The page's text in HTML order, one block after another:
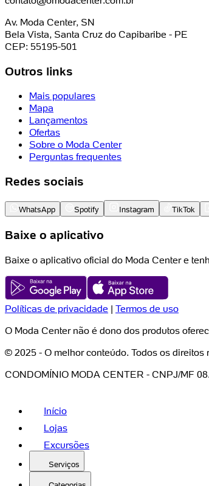
Av. Moda Center, SN
Bela Vista, Santa Cruz do Capibaribe - PE
CEP: 55195-501
Outros links
Mais populares
Mapa
Lançamentos
Ofertas
Sobre o Moda Center
Perguntas frequentes
Redes sociais
WhatsApp Spotify Instagram TikTok
Baixe o aplicativo
Baixe o aplicativo oficial do Moda Center e
Políticas de privacidade | Termos de uso
O Moda Center não é dono dos produtos
© 2025 - O melhor conteúdo. Todos os direitos
CONDOMÍNIO MODA CENTER - CNPJ/MF
Início
Lojas
Excursões
Serviços